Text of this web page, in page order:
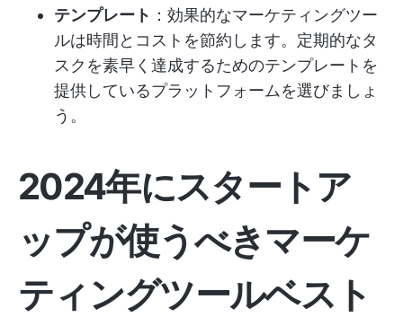
テンプレート ：効果的なマーケティングツー
ルは時間とコストを節約します。定期的なタ
スクを素早く達成するためのテンプレートを
提供しているプラットフォームを選びましょ
う。
2024年にスタートア
ップが使うべきマーケ
ティングツールベスト